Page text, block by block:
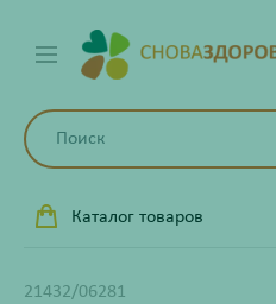
Каталог товаров
21432/06281